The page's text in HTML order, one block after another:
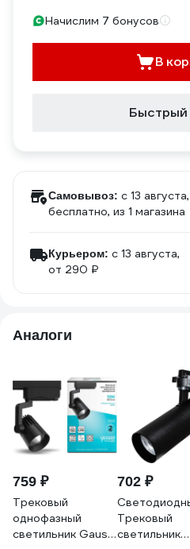
Начислим 7 бонусов
В
Быстрый
Самовывоз: c 13 августа,
бесплатно, из 1 магазина
Курьером: c 13 августа,
от 290 ₽
Аналоги
759 ₽
Трековый
однофазный
светильник Gauss
702 ₽
Трековый
светильник